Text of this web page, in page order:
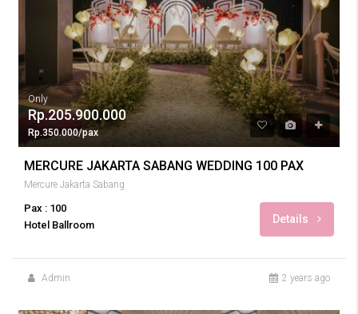
Only
Rp.205.900.000
Rp.350.000/pax
MERCURE JAKARTA SABANG WEDDING 100 PAX
Mercure Jakarta Sabang
Pax : 100
Hotel Ballroom
Details
Admin 2 years ago